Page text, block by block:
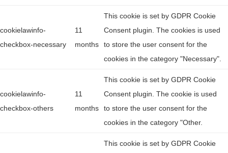
cookielawinfo-
checkbox-necessary
11
months
This cookie is set by GDPR Cookie
Consent plugin. The cookies is used
to store the user consent for the
cookies in the category "Necessary".
cookielawinfo-
checkbox-others
11
months
This cookie is set by GDPR Cookie
Consent plugin. The cookie is used
to store the user consent for the
cookies in the category "Other.
This cookie is set by GDPR Cookie